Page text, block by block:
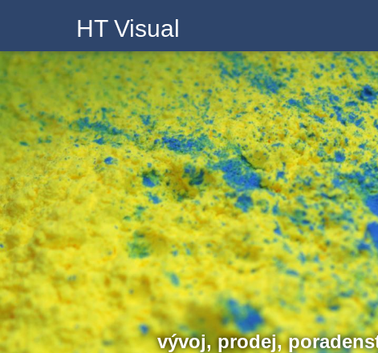
HT Visual
vývoj, prodej,